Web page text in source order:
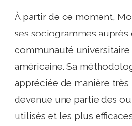
À partir de ce moment,
ses sociogrammes auprès
communauté
américaine. Sa
appréciée de manière
devenue une partie des
utilisés et les plus